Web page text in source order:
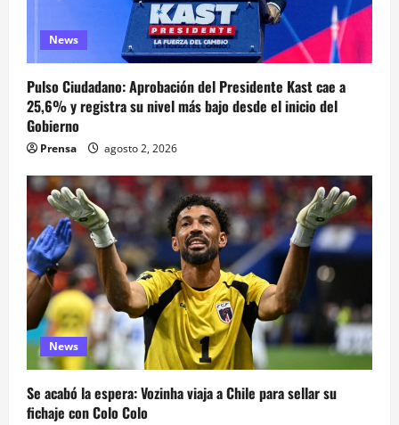
News
Pulso Ciudadano: Aprobación del Presidente Kast cae a
25,6% y registra su nivel más bajo desde el inicio del
Gobierno
Prensa agosto 2, 2026
News
Se acabó la espera: Vozinha viaja a Chile para sellar su
fichaje con Colo Colo